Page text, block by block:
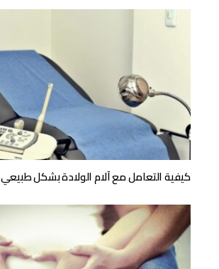
كيفية التعامل مع آلام الولادة بشكل طبيعي